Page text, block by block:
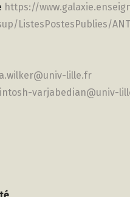
https://
ListesPostesPublies/
lille.fr
varjabedian@univ-